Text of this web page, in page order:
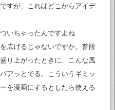
すが、これはどこからアイデ
いちゃったんですよね
広げるじゃないですか。普段
り上がったときに、こんな風
アッとでる。こういうギミッ
を漫画にするとしたら使える